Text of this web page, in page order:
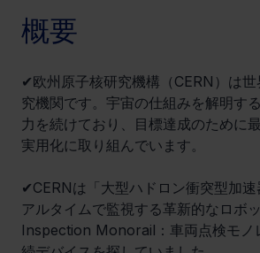
概要
✔欧州原子核研究機構（CERN）は
究機関です。宇宙の仕組みを解明す
力を続けており、目標達成のために
実用化に取り組んでいます。
✔CERNは「大型ハドロン衝突型加速
アルタイムで監視する革新的なロボ
Inspection Monorail：車両点検モノ